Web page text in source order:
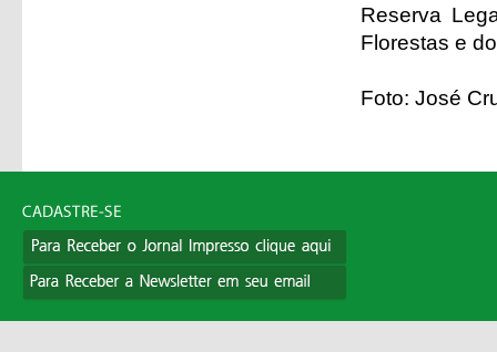
Reserva
Florestas e
Foto: José